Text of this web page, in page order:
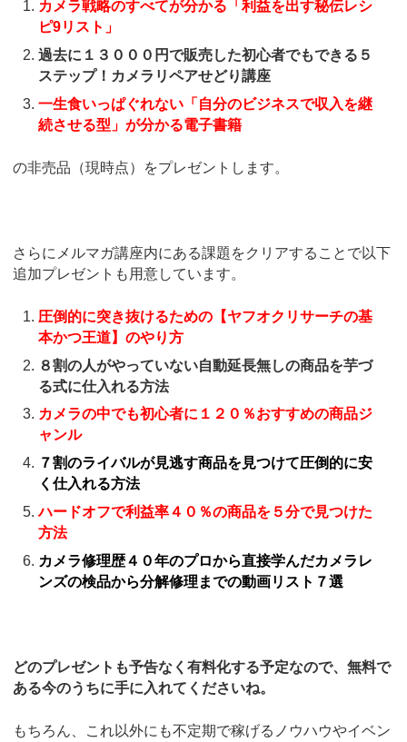
カメラ戦略のすべてが分かる「利益を出す秘伝レシ
ピ9リスト」
過去に１３０００円で販売した初心者でもできる５
ステップ！カメラリペアせどり講座
一生食いっぱぐれない「自分のビジネスで収入を継
続させる型」が分かる電子書籍
の非売品（現時点）をプレゼントします。
さらにメルマガ講座内にある課題をクリアすることで以下
追加プレゼントも用意しています。
圧倒的に突き抜けるための【ヤフオクリサーチの基
本かつ王道】のやり方
８割の人がやっていない自動延長無しの商品を芋づ
る式に仕入れる方法
カメラの中でも初心者に１２０％おすすめの商品ジ
ャンル
７割のライバルが見逃す商品を見つけて圧倒的に安
く仕入れる方法
ハードオフで利益率４０％の商品を５分で見つけた
方法
カメラ修理歴４０年のプロから直接学んだカメラレ
ンズの検品から分解修理までの動画リスト７選
どのプレゼントも予告なく有料化する予定なので、無料で
ある今のうちに手に入れてくださいね。
もちろん、これ以外にも不定期で稼げるノウハウやイベン